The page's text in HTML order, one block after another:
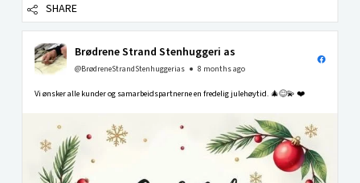
SHARE
Brødrene Strand Stenhuggeri as
@BrødreneStrandStenhuggerias 8 months ago
Vi ønsker alle kunder og samarbeidspartnerne en fredelig julehøytid. 🎄😊💫 ❤️